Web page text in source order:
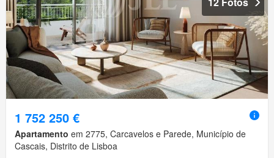
1 752 250 €
Apartamento em 2775, Carcavelos e Parede, Município de
Cascais, Distrito de Lisboa